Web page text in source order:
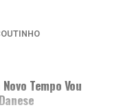
Tempo Vou